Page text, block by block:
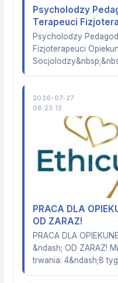
Psycholodzy
Terapeuci
Psycholodzy
Fizjoterapeuci
2026-07-27
08:23:13
PRACA DLA
OD ZARAZ!
PRACA DLA
&ndash; OD ZARAZ!
trwania: 4&ndash;8